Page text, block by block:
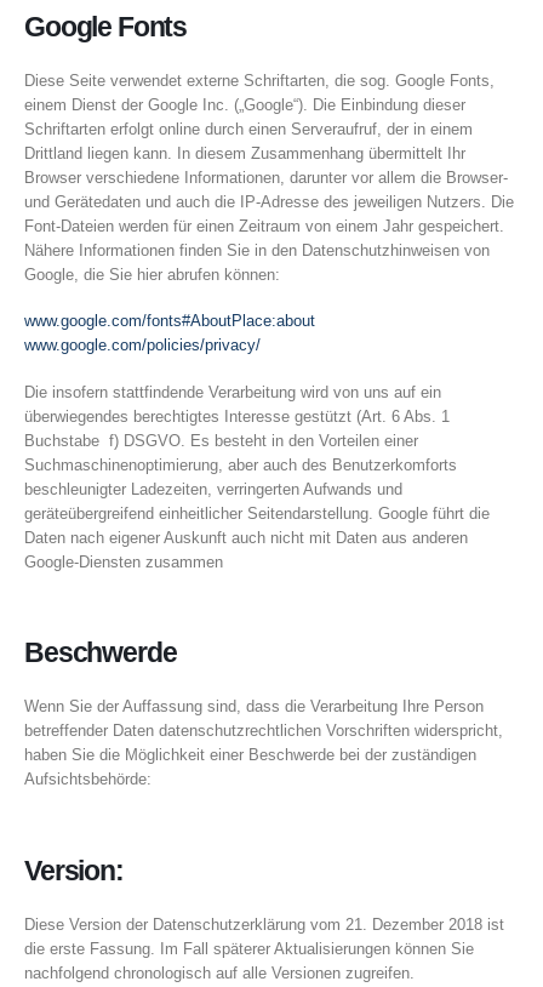
Google Fonts
Diese Seite verwendet externe Schriftarten, die sog. Google Fonts,
einem Dienst der Google Inc. („Google“). Die Einbindung dieser
Schriftarten erfolgt online durch einen Serveraufruf, der in einem
Drittland liegen kann. In diesem Zusammenhang übermittelt Ihr
Browser verschiedene Informationen, darunter vor allem die Browser-
und Gerätedaten und auch die IP-Adresse des jeweiligen Nutzers. Die
Font-Dateien werden für einen Zeitraum von einem Jahr gespeichert.
Nähere Informationen finden Sie in den Datenschutzhinweisen von
Google, die Sie hier abrufen können:
www.google.com/fonts#AboutPlace:about
www.google.com/policies/privacy/
Die insofern stattfindende Verarbeitung wird von uns auf ein
überwiegendes berechtigtes Interesse gestützt (Art. 6 Abs. 1
Buchstabe f) DSGVO. Es besteht in den Vorteilen einer
Suchmaschinenoptimierung, aber auch des Benutzerkomforts
beschleunigter Ladezeiten, verringerten Aufwands und
geräteübergreifend einheitlicher Seitendarstellung. Google führt die
Daten nach eigener Auskunft auch nicht mit Daten aus anderen
Google-Diensten zusammen
Beschwerde
Wenn Sie der Auffassung sind, dass die Verarbeitung Ihre Person
betreffender Daten datenschutzrechtlichen Vorschriften widerspricht,
haben Sie die Möglichkeit einer Beschwerde bei der zuständigen
Aufsichtsbehörde:
Version:
Diese Version der Datenschutzerklärung vom 21. Dezember 2018 ist
die erste Fassung. Im Fall späterer Aktualisierungen können Sie
nachfolgend chronologisch auf alle Versionen zugreifen.